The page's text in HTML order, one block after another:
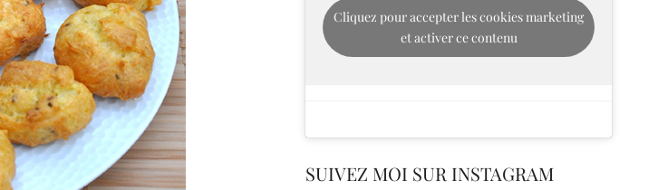
Cliquez pour accepter les cookies marketing
et activer ce contenu
SUIVEZ MOI SUR INSTAGRAM